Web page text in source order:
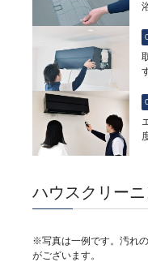
ハウスクリー
※写真は一例です。汚れ
がございます。